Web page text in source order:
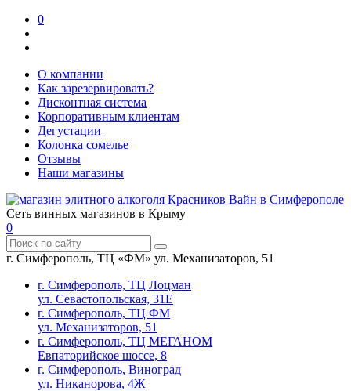
0
О компании
Как зарезервировать?
Дисконтная система
Корпоративным клиентам
Дегустации
Колонка сомелье
Отзывы
Наши магазины
Сеть винных магазинов в Крыму
0
г. Симферополь, ТЦ «ФМ» ул. Механизаторов, 51
г. Симферополь, ТЦ Лоцман
ул. Севастопольская, 31Е
г. Симферополь, ТЦ ФМ
ул. Механизаторов, 51
г. Симферополь, ТЦ МЕГАНОМ
Евпаторийское шоссе, 8
г. Симферополь, Виноград
ул. Никанорова, 4Ж